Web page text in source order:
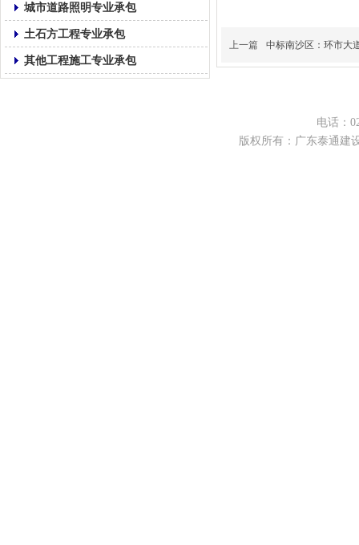
城市道路照明专业承包
土石方工程专业承包
其他工程施工专业承包
上一篇 中标南沙区：环市大
电话：
版权所有：广东泰通建